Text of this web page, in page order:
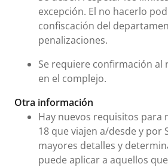
excepción. El no hacerlo
confiscación del
penalizaciones.
Se requiere confirmación al
en el complejo.
Otra información
Hay nuevos requisitos para
18 que viajen a/desde y por
mayores detalles y
puede aplicar a aquellos